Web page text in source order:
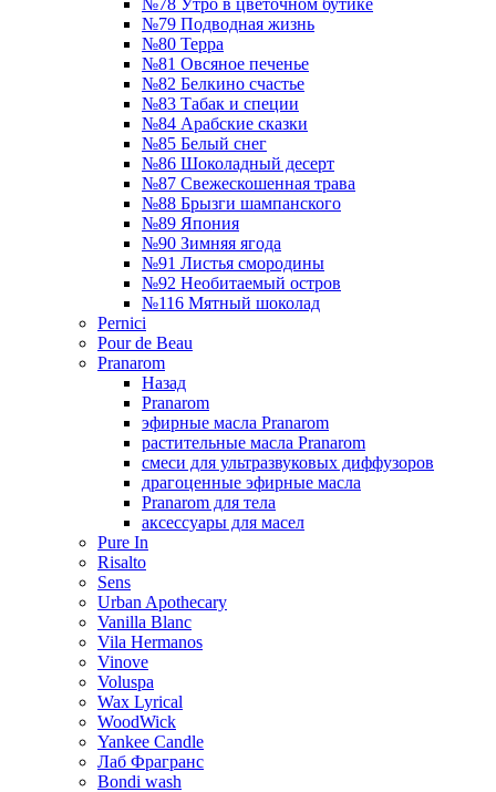
№78 Утро в цветочном бутике
№79 Подводная жизнь
№80 Терра
№81 Овсяное печенье
№82 Белкино счастье
№83 Табак и специи
№84 Арабские сказки
№85 Белый снег
№86 Шоколадный десерт
№87 Свежескошенная трава
№88 Брызги шампанского
№89 Япония
№90 Зимняя ягода
№91 Листья смородины
№92 Необитаемый остров
№116 Мятный шоколад
Pernici
Pour de Beau
Pranarom
Назад
Pranarom
эфирные масла Pranarom
растительные масла Pranarom
смеси для ультразвуковых диффузоров
драгоценные эфирные масла
Pranarom для тела
аксессуары для масел
Pure In
Risalto
Sens
Urban Apothecary
Vanilla Blanc
Vila Hermanos
Vinove
Voluspa
Wax Lyrical
WoodWick
Yankee Candle
Лаб Фрагранс
Bondi wash